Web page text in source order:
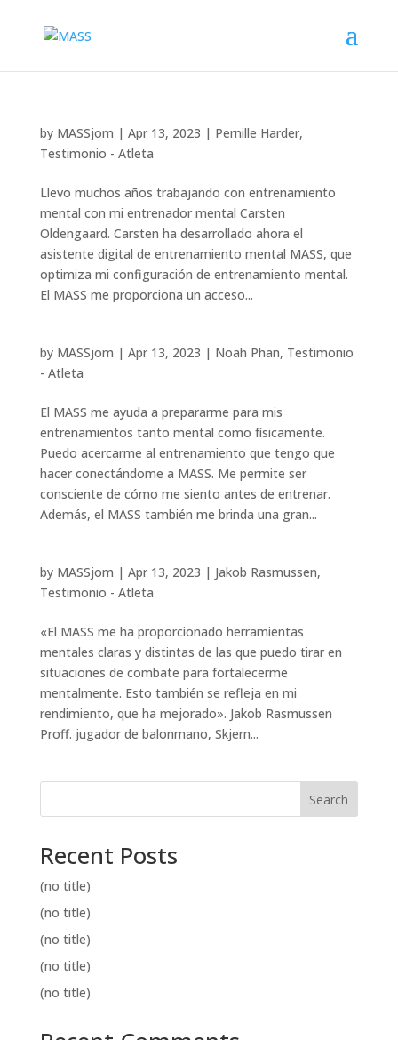
by MASSjom | Apr 13, 2023 | Pernille Harder,
Testimonio - Atleta
Llevo muchos años trabajando con entrenamiento
mental con mi entrenador mental Carsten
Oldengaard. Carsten ha desarrollado ahora el
asistente digital de entrenamiento mental MASS, que
optimiza mi configuración de entrenamiento mental.
El MASS me proporciona un acceso...
by MASSjom | Apr 13, 2023 | Noah Phan, Testimonio
- Atleta
El MASS me ayuda a prepararme para mis
entrenamientos tanto mental como físicamente.
Puedo acercarme al entrenamiento que tengo que
hacer conectándome a MASS. Me permite ser
consciente de cómo me siento antes de entrenar.
Además, el MASS también me brinda una gran...
by MASSjom | Apr 13, 2023 | Jakob Rasmussen,
Testimonio - Atleta
«El MASS me ha proporcionado herramientas
mentales claras y distintas de las que puedo tirar en
situaciones de combate para fortalecerme
mentalmente. Esto también se refleja en mi
rendimiento, que ha mejorado». Jakob Rasmussen
Proff. jugador de balonmano, Skjern...
Search
Recent Posts
(no title)
(no title)
(no title)
(no title)
(no title)